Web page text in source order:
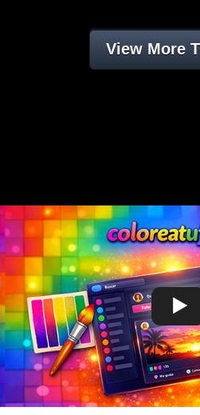
View More